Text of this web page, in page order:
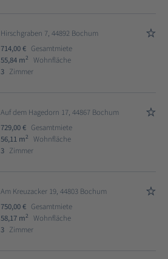
Hirschgraben 7, 44892 Bochum
714,00 € Gesamtmiete
55,84 m2
Wohnfläche
3 Zimmer
Auf dem Hagedorn 17, 44867 Bochum
729,00 € Gesamtmiete
56,11 m2
Wohnfläche
3 Zimmer
Am Kreuzacker 19, 44803 Bochum
750,00 € Gesamtmiete
58,17 m2
Wohnfläche
3 Zimmer